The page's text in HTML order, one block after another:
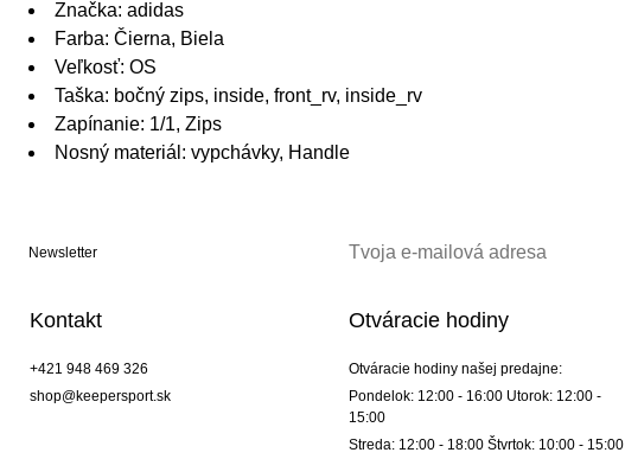
Značka: adidas
Farba: Čierna, Biela
Veľkosť: OS
Taška: bočný zips, inside, front_rv, inside_rv
Zapínanie: 1/1, Zips
Nosný materiál: vypchávky, Handle
Newsletter
Kontakt
+421 948 469 326
shop@keepersport.sk
Otváracie hodiny
Otváracie hodiny našej predajne:
Pondelok: 12:00 - 16:00 Utorok: 12:00 -
15:00
Streda: 12:00 - 18:00 Štvrtok: 10:00 - 15:00